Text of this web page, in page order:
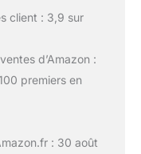
client : 3,9 sur
d’Amazon :
premiers en
: 30 août